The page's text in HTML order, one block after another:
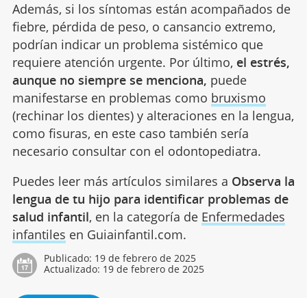
Además, si los síntomas están acompañados de
fiebre, pérdida de peso, o cansancio extremo,
podrían indicar un problema sistémico que
requiere atención urgente. Por último, el estrés,
aunque no siempre se menciona, puede
manifestarse en problemas como bruxismo
(rechinar los dientes) y alteraciones en la lengua,
como fisuras, en este caso también sería
necesario consultar con el odontopediatra.
Puedes leer más artículos similares a Observa la
lengua de tu hijo para identificar problemas de
salud infantil, en la categoría de Enfermedades
infantiles en Guiainfantil.com.
Publicado: 19 de febrero de 2025
Actualizado: 19 de febrero de 2025